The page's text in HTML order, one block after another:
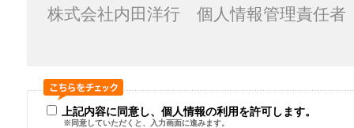
株式会社内田洋行 個人情報管理責任
上記内容に同意し、個人情報の利用を許可します。
※同意していただくと、入力画面に進みます。